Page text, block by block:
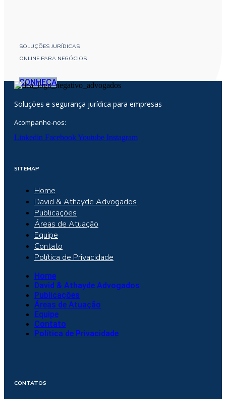
SOLUÇÕES JURÍDICAS
ONLINE PARA NEGÓCIOS
CONHEÇA
Soluções e segurança jurídica para empresas
Acompanhe-nos:
Linkedin FacebookYoutube Instagram
SITEMAP
Home
David & Athayde Advogados
Publicações
Áreas de Atuação
Equipe
Contato
Política de Privacidade
Home
David & Athayde Advogados
Publicações
Áreas de Atuação
Equipe
Contato
Política de Privacidade
CONTATOS